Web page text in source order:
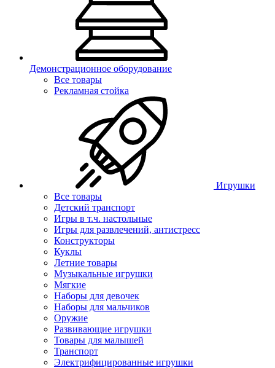
Демонстрационное оборудование
Все товары
Рекламная стойка
Игрушки
Все товары
Детский транспорт
Игры в т.ч. настольные
Игры для развлечений, антистресс
Конструкторы
Куклы
Летние товары
Музыкальные игрушки
Мягкие
Наборы для девочек
Наборы для мальчиков
Оружие
Развивающие игрушки
Товары для малышей
Транспорт
Электрифицированные игрушки